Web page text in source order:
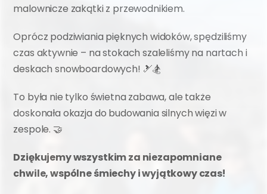
malownicze zakątki z przewodnikiem.
Oprócz podziwiania pięknych widoków, spędziliśmy
czas aktywnie – na stokach szaleliśmy na nartach i
deskach snowboardowych! 🎿🏂
To była nie tylko świetna zabawa, ale także
doskonała okazja do budowania silnych więzi w
zespole. 🤝
Dziękujemy wszystkim za niezapomniane
chwile, wspólne śmiechy i wyjątkowy czas!